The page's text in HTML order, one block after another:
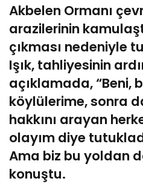
Akbelen Ormanı
arazilerinin
çıkması nedeniyle
Işık, tahliyesinin
açıklamada, “Beni,
köylülerime, sonra
hakkını arayan
olayım diye
Ama biz bu yoldan
konuştu.